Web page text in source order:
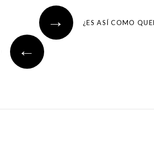
→ ¿ES ASÍ COMO
←